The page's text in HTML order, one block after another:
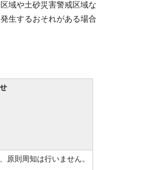
域や土砂災害警戒区域な
生するおそれがある場合
原則周知は行いません。